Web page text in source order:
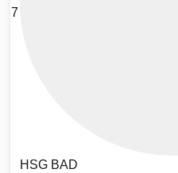
7
HSG BAD